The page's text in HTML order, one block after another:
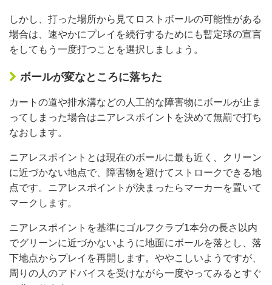
しかし、打った場所から見てロストボールの可能性がある
場合は、速やかにプレイを続行するためにも暫定球の宣言
をしてもう一度打つことを選択しましょう。
ボールが変なところに落ちた
カートの道や排水溝などの人工的な障害物にボールが止ま
ってしまった場合はニアレスポイントを決めて無罰で打ち
なおします。
ニアレスポイントとは現在のボールに最も近く、クリーン
に近づかない地点で、障害物を避けてストロークできる地
点です。ニアレスポイントが決まったらマーカーを置いて
マークします。
ニアレスポイントを基準にゴルフクラブ1本分の長さ以内
でグリーンに近づかないように地面にボールを落とし、落
下地点からプレイを再開します。ややこしいようですが、
周りの人のアドバイスを受けながら一度やってみるとすぐ